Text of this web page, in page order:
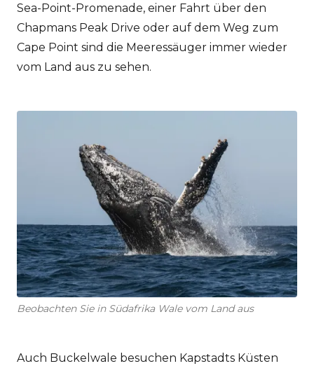
Sea-Point-Promenade, einer Fahrt über den
Chapmans Peak Drive oder auf dem Weg zum
Cape Point sind die Meeressäuger immer wieder
vom Land aus zu sehen.
Beobachten Sie in Südafrika Wale vom Land aus
Auch Buckelwale besuchen Kapstadts Küsten